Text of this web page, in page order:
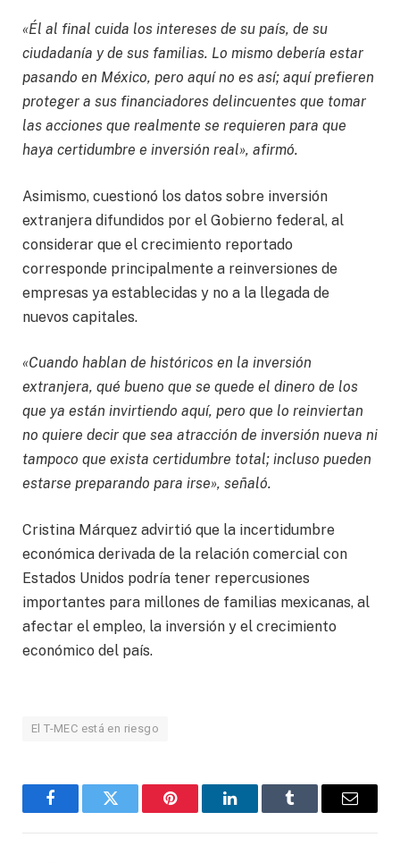
«Él al final cuida los intereses de su país, de su
ciudadanía y de sus familias. Lo mismo debería estar
pasando en México, pero aquí no es así; aquí prefieren
proteger a sus financiadores delincuentes que tomar
las acciones que realmente se requieren para que
haya certidumbre e inversión real», afirmó.
Asimismo, cuestionó los datos sobre inversión
extranjera difundidos por el Gobierno federal, al
considerar que el crecimiento reportado
corresponde principalmente a reinversiones de
empresas ya establecidas y no a la llegada de
nuevos capitales.
«Cuando hablan de históricos en la inversión
extranjera, qué bueno que se quede el dinero de los
que ya están invirtiendo aquí, pero que lo reinviertan
no quiere decir que sea atracción de inversión nueva ni
tampoco que exista certidumbre total; incluso pueden
estarse preparando para irse», señaló.
Cristina Márquez advirtió que la incertidumbre
económica derivada de la relación comercial con
Estados Unidos podría tener repercusiones
importantes para millones de familias mexicanas, al
afectar el empleo, la inversión y el crecimiento
económico del país.
El T-MEC está en riesgo
FacebookTwitter Pinterest LinkedInTumblr Email